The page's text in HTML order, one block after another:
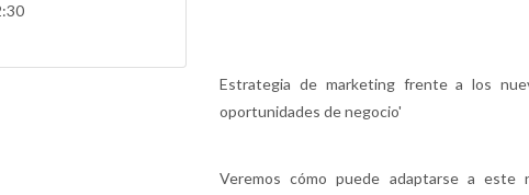
Estrategia de marketing frente a los
oportunidades de negocio'
Veremos cómo puede adaptarse a este